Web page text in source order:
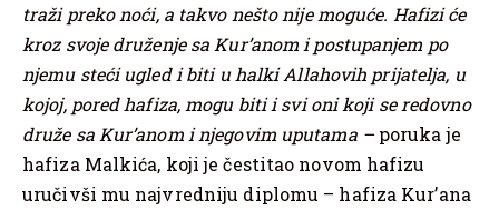
traži preko noći, a takvo nešto nije moguće. Hafizi će
kroz svoje druženje sa Kur’anom i postupanjem po
njemu steći ugled i biti u halki Allahovih prijatelja, u
kojoj, pored hafiza, mogu biti i svi oni koji se redovno
druže sa Kur’anom i njegovim uputama –poruka je
hafiza Malkića, koji je čestitao novom hafizu
uručivši mu najvredniju diplomu – hafiza Kur’ana